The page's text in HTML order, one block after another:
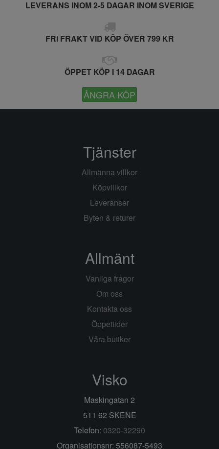
LEVERANS INOM 2-5 DAGAR INOM SVERIGE
FRI FRAKT VID KÖP ÖVER 799 KR
ÖPPET KÖP I 14 DAGAR
ÅNGRA KÖP
Tjänster
Allmänna villkor
Köpvillkor
Leveranser
Byten & returer
Allmänt
Vanliga frågor
Om oss
Kontakta oss
Öppettider
Våra butiker
Visko
Maskingatan 2
511 62 SKENE
Telefon: 0320-32290
Organisationsnr: 556087-5493